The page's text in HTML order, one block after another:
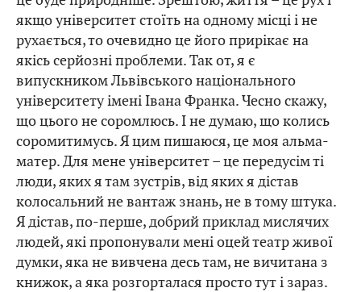
якщо університет стоїть на одному місці і не
рухається, то очевидно це його прирікає на
якісь серйозні проблеми. Так от, я є
випускником Львівського національного
університету імені Івана Франка. Чесно скажу,
що цього не соромлюсь. І не думаю, що колись
соромитимусь. Я цим пишаюся, це моя альма-
матер. Для мене університет – це передусім ті
люди, яких я там зустрів, від яких я дістав
колосальний не вантаж знань, не в тому штука.
Я дістав, по-перше, добрий приклад мислячих
людей, які пропонували мені оцей театр живої
думки, яка не вивчена десь там, не вичитана з
книжок, а яка розгорталася просто тут і зараз.